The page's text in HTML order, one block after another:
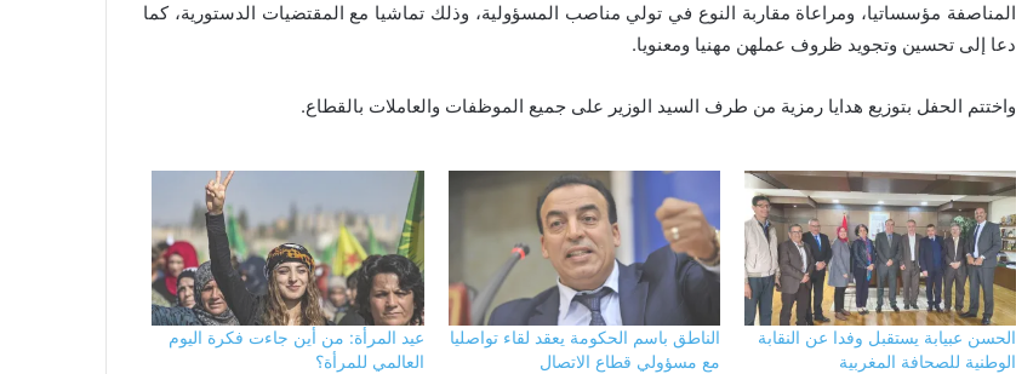
المناصفة مؤسساتيا، ومراعاة مقاربة النوع في تولي مناصب المسؤولية، وذلك تماشيا مع المقتضيات الدستورية، كما
دعا إلى تحسين وتجويد ظروف عملهن مهنيا ومعنويا.
واختتم الحفل بتوزيع هدايا رمزية من طرف السيد الوزير على جميع الموظفات والعاملات بالقطاع.
الحسن عبيابة يستقبل وفدا عن النقابة
الوطنية للصحافة المغربية
الناطق باسم الحكومة يعقد لقاء تواصليا
مع مسؤولي قطاع الاتصال‎
عيد المرأة: من أين جاءت فكرة اليوم
العالمي للمرأة؟